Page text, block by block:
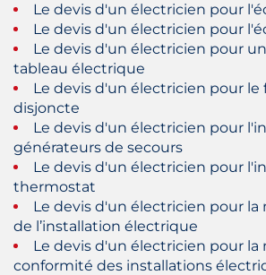
Le devis d'un électricien pour
Le devis d'un électricien pour
Le devis d'un électricien pour
tableau électrique
Le devis d'un électricien pour le
disjoncte
Le devis d'un électricien pour
générateurs de secours
Le devis d'un électricien pour
thermostat
Le devis d'un électricien pour la
de l’installation électrique
Le devis d'un électricien pour la
conformité des installations